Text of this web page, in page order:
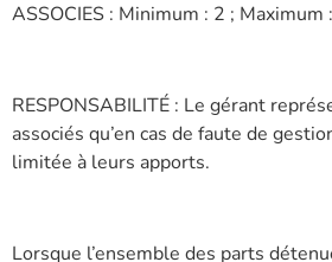
ASSOCIES : Minimum : 2 ; Maximum
RESPONSABILITÉ : Le gérant
associés qu’en cas de faute de
limitée à leurs apports.
Lorsque l’ensemble des parts